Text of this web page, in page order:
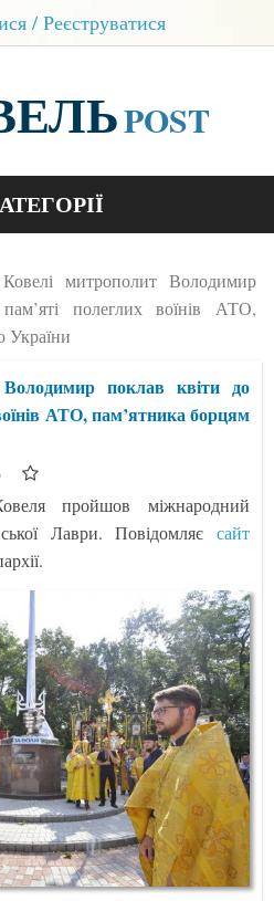
/ Реєструватися
POST
БЛОГИ
митрополит Володимир
полеглих воїнів АТО,
України
поклав квіти до
АТО, пам’ятника борцям
пройшов міжнародний
Лаври. Повідомляє сайт